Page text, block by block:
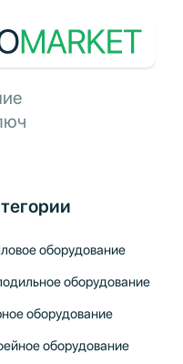
оборудование
оборудование
оборудование
оборудование